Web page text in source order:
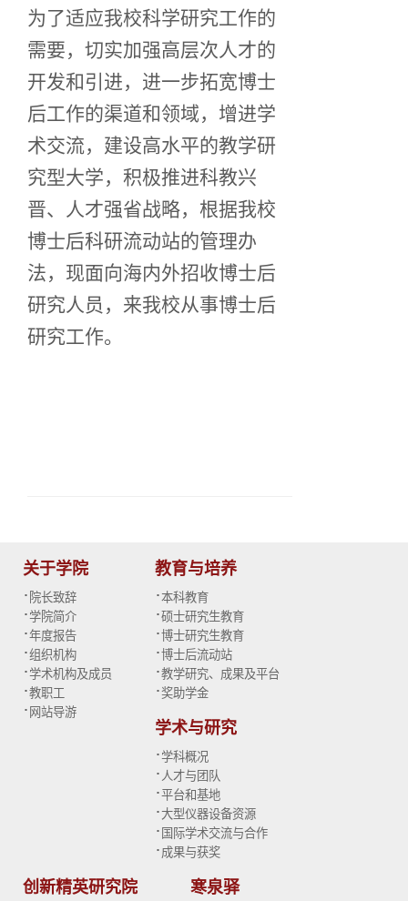
为了适应我校科学研究工作的
需要，切实加强高层次人才的
开发和引进，进一步拓宽博士
后工作的渠道和领域，增进学
术交流，建设高水平的教学研
究型大学，积极推进科教兴
晋、人才强省战略，根据我校
博士后科研流动站的管理办
法，现面向海内外招收博士后
研究人员，来我校从事博士后
研究工作。
关于学院
· 院长致辞
·学院简介
·年度报告
·组织机构
·学术机构及成员
·教职工
· 网站导游
教育与培养
·本科教育
·硕士研究生教育
·博士研究生教育
·博士后流动站
·教学研究、成果及平台
·奖助学金
学术与研究
·学科概况
· 人才与团队
·平台和基地
·大型仪器设备资源
· 国际学术交流与合作
· 成果与获奖
创新精英研究院 寒泉驿